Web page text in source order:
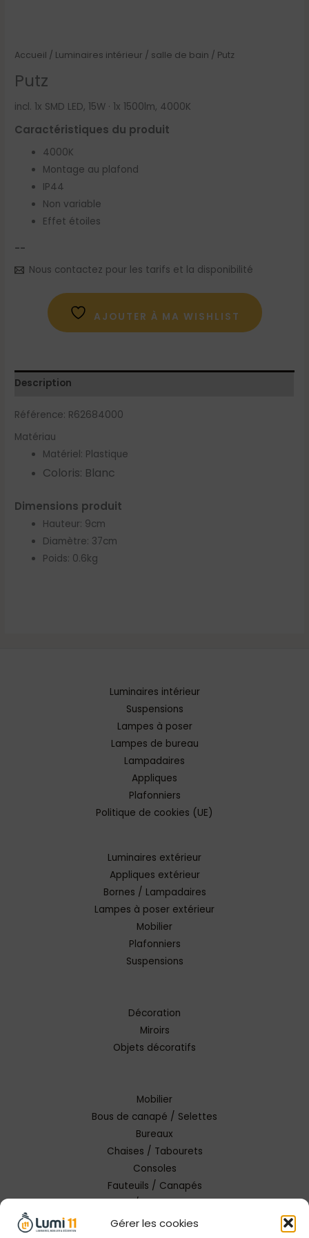
Gérer les cookies
Accueil / Luminaires intérieur / salle de bain / Putz
Putz
incl. 1x SMD LED, 15W · 1x 1500lm, 4000K
Caractéristiques du produit
4000K
Montage au plafond
IP44
Non variable
Effet étoiles
--
Nous contactez pour les tarifs et la disponibilité
AJOUTER À MA WISHLIST
Description
Référence: R62684000
Matériau
Matériel: Plastique
Coloris: Blanc
Dimensions produit
Hauteur: 9cm
Diamètre: 37cm
Poids: 0.6kg
Luminaires intérieur
Suspensions
Lampes à poser
Lampes de bureau
Lampadaires
Appliques
Plafonniers
Politique de cookies (UE)
Luminaires extérieur
Appliques extérieur
Bornes / Lampadaires
Lampes à poser extérieur
Mobilier
Plafonniers
Suspensions
Décoration
Miroirs
Objets décoratifs
Mobilier
Bous de canapé / Selettes
Bureaux
Chaises / Tabourets
Consoles
Fauteuils / Canapés
Tables / Tables basses